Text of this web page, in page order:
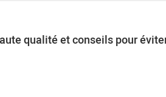
qualité et conseils pour